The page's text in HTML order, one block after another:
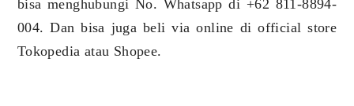
bisa menghubungi No. Whatsapp di +62 811-8894-
004. Dan bisa juga beli via online di official store
Tokopedia atau Shopee.